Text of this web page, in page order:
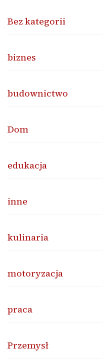
Bez kategorii
biznes
budownictwo
Dom
edukacja
inne
kulinaria
motoryzacja
praca
Przemysł